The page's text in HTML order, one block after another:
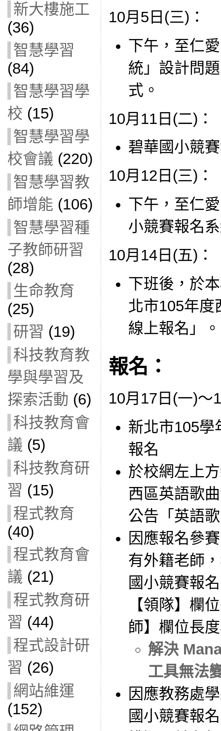
新大樓施工
(36)
智慧學習
(84)
智慧學習學
校 (15)
智慧學習學
校會議 (220)
智慧學習教
師增能 (106)
智慧學習種
子教師研習
(28)
生命教育
(25)
研習 (19)
科技教育教
學與學習及
探索活動 (6)
科技教育會
議 (5)
科技教育研
習 (15)
程式教育
(40)
程式教育會
議 (21)
程式教育研
習 (44)
程式設計研
習 (26)
網站維運
(152)
10月5日(三)：
下午，至仁
統」設計問
式。
10月11日(二)：
碧華國小競
10月12日(三)：
下午，至仁
小競賽報名
10月14日(五)：
下班後，於
北市105年度
線上報名」。
報名：
10月17日(一)～
新北市105學
報名
於校網左上
西區英語歌
公告「英語
因應報名參
有外籍老師
國小競賽報
【領隊】欄
師】欄位長
解決
工具無法
因應教務處
國小競賽報